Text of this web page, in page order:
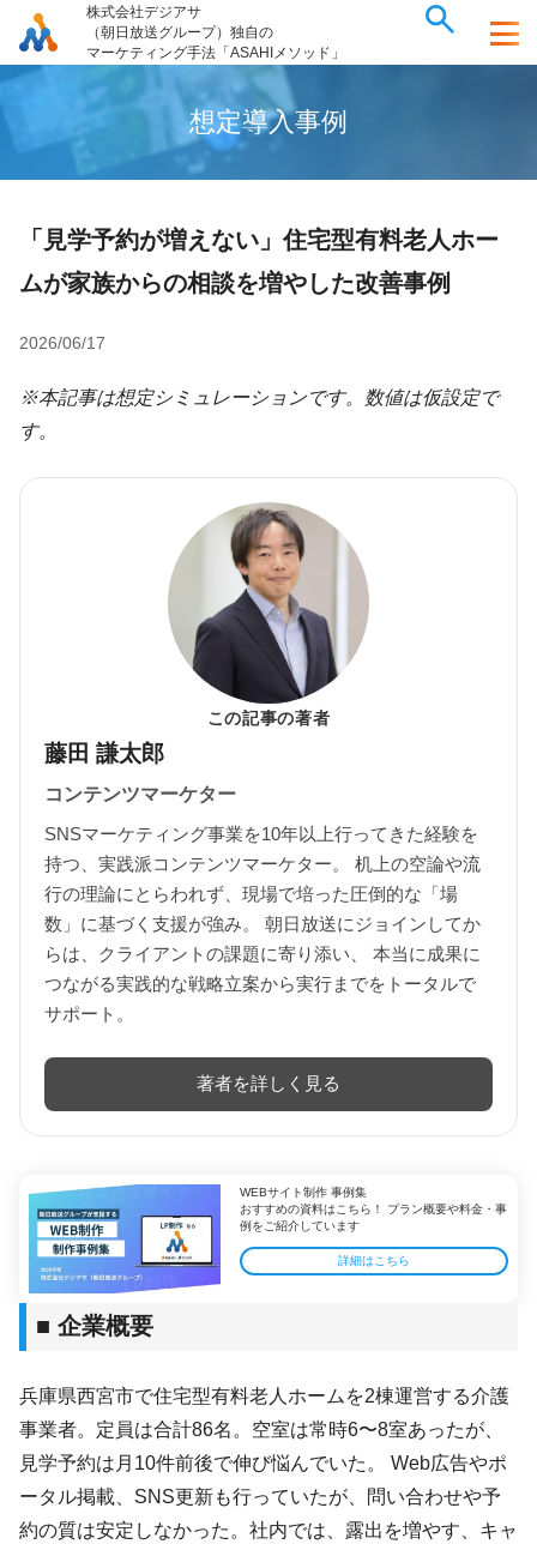
株式会社デジアサ
（朝日放送グループ）独自の
マーケティング手法「ASAHIメソッド」
想定導入事例
「見学予約が増えない」住宅型有料老人ホー
ムが家族からの相談を増やした改善事例
2026/06/17
※本記事は想定シミュレーションです。数値は仮設定で
す。
この記事の著者
藤田 謙太郎
コンテンツマーケター
SNSマーケティング事業を10年以上行ってきた経験を
持つ、実践派コンテンツマーケター。 机上の空論や流
行の理論にとらわれず、現場で培った圧倒的な「場
数」に基づく支援が強み。 朝日放送にジョインしてか
らは、クライアントの課題に寄り添い、 本当に成果に
つながる実践的な戦略立案から実行までをトータルで
サポート。
著者を詳しく見る
WEBサイト制作 事例集
おすすめの資料はこちら！ プラン概要や料金・事
例をご紹介しています
詳細はこちら
■ 企業概要
兵庫県西宮市で住宅型有料老人ホームを2棟運営する介護
事業者。定員は合計86名。空室は常時6〜8室あったが、
見学予約は月10件前後で伸び悩んでいた。 Web広告やポ
ータル掲載、SNS更新も行っていたが、問い合わせや予
約の質は安定しなかった。社内では、露出を増やす、キャ